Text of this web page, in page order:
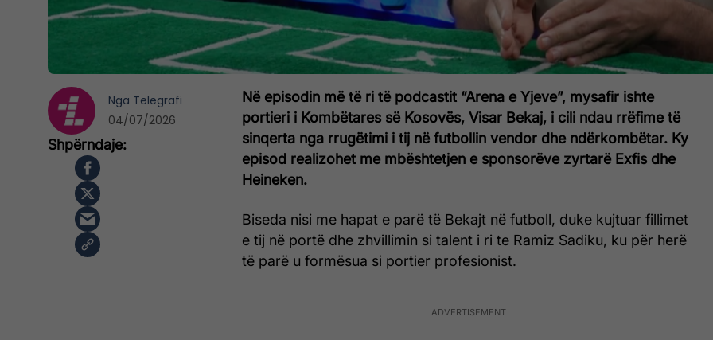
Në episodin më të ri të podcastit “Arena e Yjeve”, mysafir ishte
portieri i Kombëtares së Kosovës, Visar Bekaj, i cili ndau rrëfime të
sinqerta nga rrugëtimi i tij në futbollin vendor dhe ndërkombëtar. Ky
episod realizohet me mbështetjen e sponsorëve zyrtarë Exfis dhe
Heineken.
Biseda nisi me hapat e parë të Bekajt në futboll, duke kujtuar fillimet
e tij në portë dhe zhvillimin si talent i ri te Ramiz Sadiku, ku për herë
të parë u formësua si portier profesionist.
Nga Telegrafi
04/07/2026